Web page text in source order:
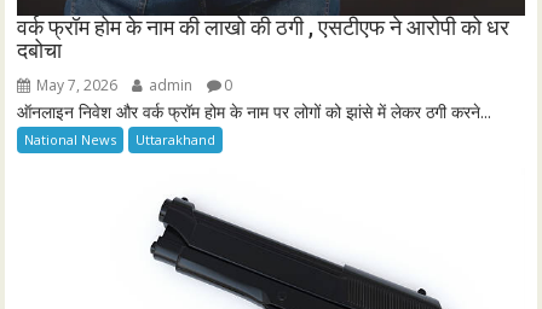
वर्क फ्रॉम होम के नाम की लाखो की ठगी , एसटीएफ ने आरोपी को धर
दबोचा
May 7, 2026 admin 0
ऑनलाइन निवेश और वर्क फ्रॉम होम के नाम पर लोगों को झांसे में लेकर ठगी करने...
National News Uttarakhand